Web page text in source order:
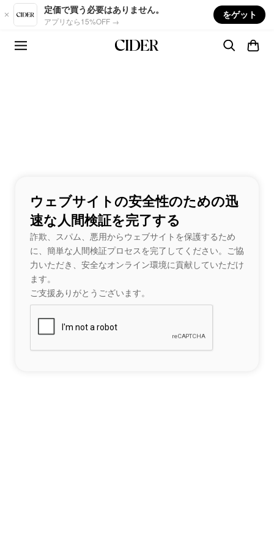
Skip to main content
定価で買う必要はありません。
アプリなら15%OFF →
をゲット
ウェブサイトの安全性のための迅
速な人間検証を完了する
詐欺、スパム、悪用からウェブサイトを保護するため
に、簡単な人間検証プロセスを完了してください。ご協
力いただき、安全なオンライン環境に貢献していただけ
ます。
ご支援ありがとうございます。